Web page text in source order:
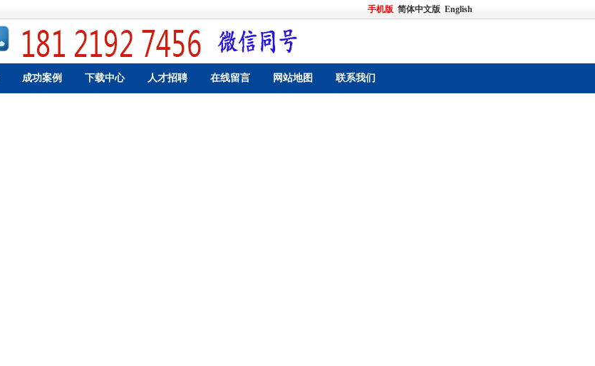
手机版 简体中文版 English
成功案例 下载中心 人才招聘 在线留言 网站地图 联系我们